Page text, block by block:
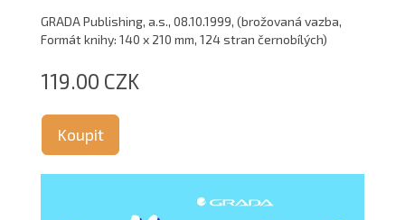
GRADA Publishing, a.s., 08.10.1999, (brožovaná vazba,
Formát knihy: 140 x 210 mm, 124 stran černobílých)
119.00 CZK
Koupit